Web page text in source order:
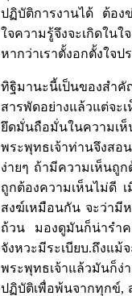
ปฏิบัติการงานได้ ต้อง
ใจความรู้จึงจะเกิดใน
หากว่าเราตั้งอกตั้งใจ
ทิฐิมานะนี้เป็นของสำ
สารพัดอย่างแล้วแต่จะ
ยึดมั่นถือมั่นในความเห็
พระพุทธเจ้าท่านจึงส
ง่ายๆ ถ้ามีความเห็นถู
ถูกต้องความเห็นไม่ดี
สงฆ์เหมือนกัน จะว่ามี
ถ้วน มองดูมันก็น่ารำ
จังหวะมีระเบียบ.ถึง
พระพุทธเจ้าแล้วมันก็
ปฏิบัติเพื่อพ้นจากทุกข์,